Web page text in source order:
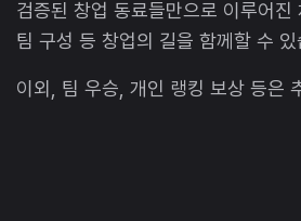
검증된 창업 동료들만으로 이루어진
팀 구성 등 창업의 길을 함께할 수 있
이외, 팀 우승, 개인 랭킹 보상 등은